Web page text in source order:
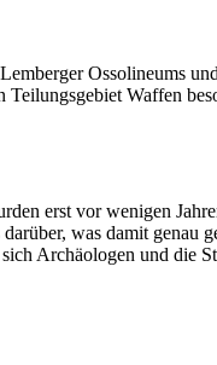
Ossolineums
Waffen
erst vor wenigen
was damit genau
Archäologen und die